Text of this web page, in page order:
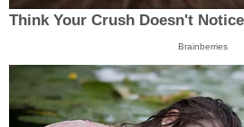
Think Your Crush Doesn't
Brainberries